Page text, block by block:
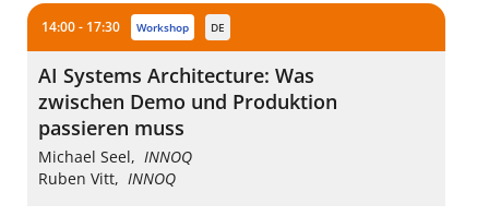
14:00 - 17:30 workshop DE
AI Systems Architecture: Was
zwischen Demo und Produktion
passieren muss
Michael Seel, INNOQ
Ruben Vitt, INNOQ